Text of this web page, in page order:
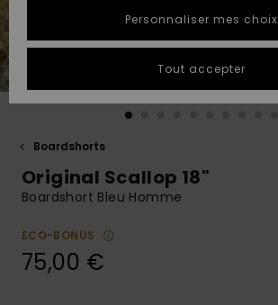
tailles
conversation
plus rapide
à votre
Boardshorts
Original Scallop 18"
Boardshort Bleu Homme
ECO-BONUS
75,00 €
Personnaliser mes choix
Tout accepter